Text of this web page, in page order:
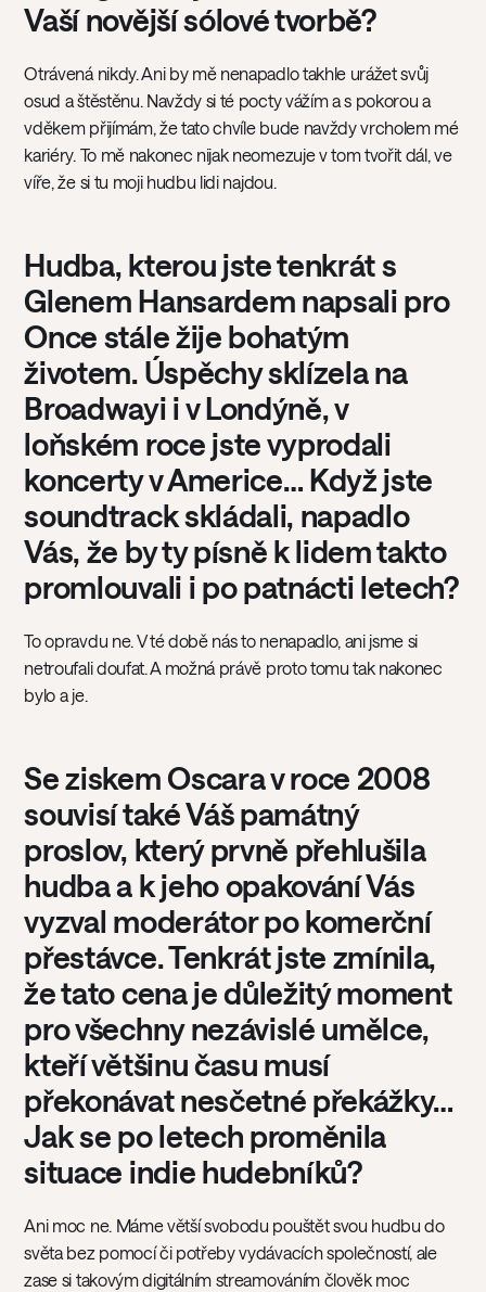
Vaší novější sólové tvorbě?
Otrávená nikdy. Ani by mě nenapadlo takhle urážet svůj
osud a štěstěnu. Navždy si té pocty vážím a s pokorou a
vděkem přijímám, že tato chvíle bude navždy vrcholem mé
kariéry. To mě nakonec nijak neomezuje v tom tvořit dál, ve
víře, že si tu moji hudbu lidi najdou.
Hudba, kterou jste tenkrát s
Glenem Hansardem napsali pro
Once stále žije bohatým
životem. Úspěchy sklízela na
Broadwayi i v Londýně, v
loňském roce jste vyprodali
koncerty v Americe… Když jste
soundtrack skládali, napadlo
Vás, že by ty písně k lidem takto
promlouvali i po patnácti letech?
To opravdu ne. V té době nás to nenapadlo, ani jsme si
netroufali doufat. A možná právě proto tomu tak nakonec
bylo a je.
Se ziskem Oscara v roce 2008
souvisí také Váš památný
proslov, který prvně přehlušila
hudba a k jeho opakování Vás
vyzval moderátor po komerční
přestávce. Tenkrát jste zmínila,
že tato cena je důležitý moment
pro všechny nezávislé umělce,
kteří většinu času musí
překonávat nesčetné překážky…
Jak se po letech proměnila
situace indie hudebníků?
Ani moc ne. Máme větší svobodu pouštět svou hudbu do
světa bez pomocí či potřeby vydávacích společností, ale
zase si takovým digitálním streamováním člověk moc